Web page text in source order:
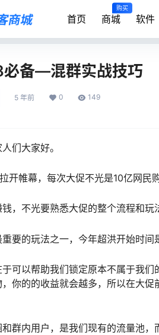
首页 商城
购买
软件
必备—混群实战技巧
5 年前 0 149
们大家好。
开帷幕，每次大促不光是10亿网
，不光要熟悉大促的整个流程和玩
要的玩法之一，今年超洪开始时
可以帮助我们锁定原本不属于我
你的的收益就会越多，所以在大
群内用户，是我们现有的流量池